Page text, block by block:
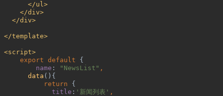
</ul>
</div>
</div>
</template>
<script>
export default {
name : "NewsList" ,
data (){
return {
title : ' 新闻列表 ' ,